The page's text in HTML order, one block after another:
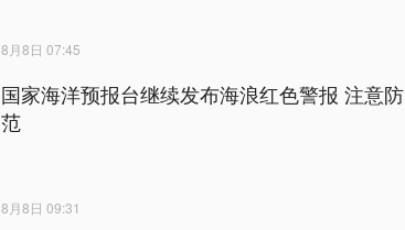
8月8日 07:45
国家海洋预报台继续发布海浪红色警报 注意防
范
8月8日 09:31